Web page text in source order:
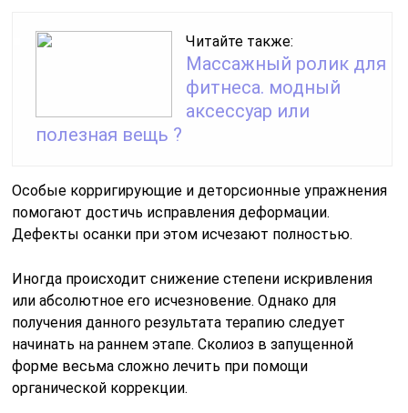
Читайте также:
Массажный ролик для
фитнеса. модный
аксессуар или
полезная вещь ?
Особые корригирующие и деторсионные упражнения
помогают достичь исправления деформации.
Дефекты осанки при этом исчезают полностью.
Иногда происходит снижение степени искривления
или абсолютное его исчезновение. Однако для
получения данного результата терапию следует
начинать на раннем этапе. Сколиоз в запущенной
форме весьма сложно лечить при помощи
органической коррекции.